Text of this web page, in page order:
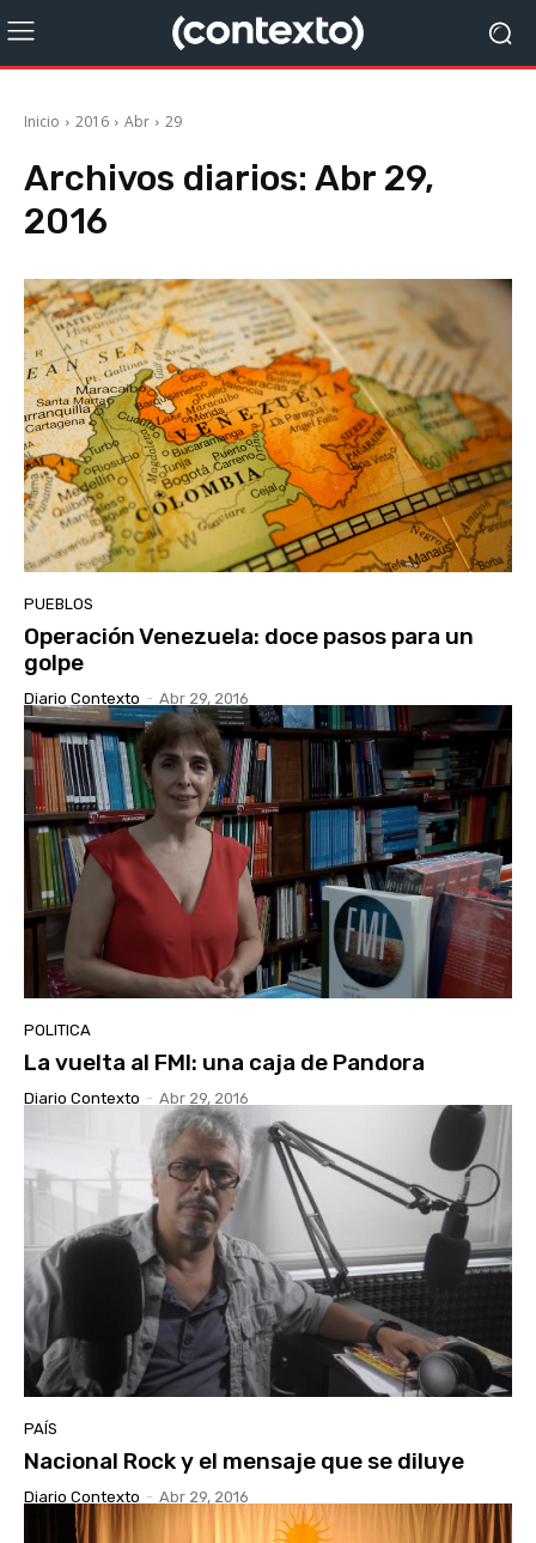
Inicio 2016 Abr 29
Archivos diarios: Abr 29,
2016
PUEBLOS
Operación Venezuela: doce pasos para un
golpe
Diario Contexto - Abr 29, 2016
POLITICA
La vuelta al FMI: una caja de Pandora
Diario Contexto - Abr 29, 2016
PAÍS
Nacional Rock y el mensaje que se diluye
Diario Contexto - Abr 29, 2016